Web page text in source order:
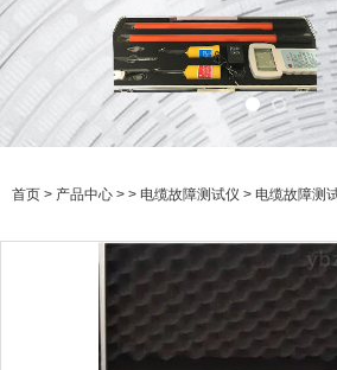
首页 > 产品中心 > > 电缆故障测试仪 > 电缆故障测